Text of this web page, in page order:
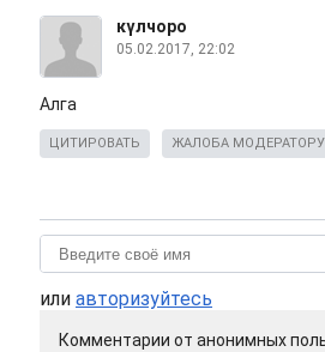
күлчоро
05.02.2017, 22:02
Алга
ЦИТИРОВАТЬ ЖАЛОБА МОДЕРАТОРУ
или авторизуйтесь
Комментарии от анонимных